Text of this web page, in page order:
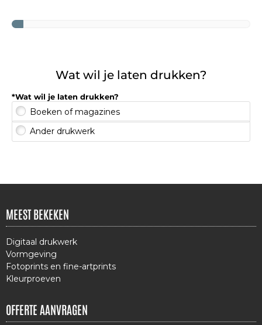
Wat wil je laten drukken?
*Wat wil je laten drukken?
Boeken of magazines
Ander drukwerk
MEEST BEKEKEN
Digitaal drukwerk
Vormgeving
Fotoprints en fine-artprints
Kleurproeven
OFFERTE AANVRAGEN